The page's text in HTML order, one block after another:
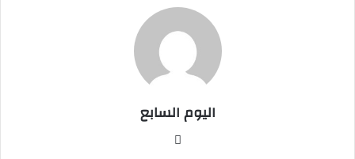
اليوم السابع